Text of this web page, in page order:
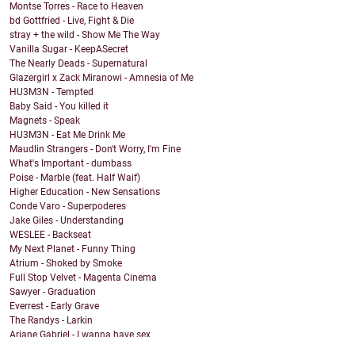
Montse Torres - Race to Heaven
bd Gottfried - Live, Fight & Die
stray + the wild - Show Me The Way
Vanilla Sugar - KeepASecret
The Nearly Deads - Supernatural
Glazergirl x Zack Miranowi - Amnesia of Me
HU3M3N - Tempted
Baby Said - You killed it
Magnets - Speak
HU3M3N - Eat Me Drink Me
Maudlin Strangers - Don't Worry, I'm Fine
What's Important - dumbass
Poise - Marble (feat. Half Waif)
Higher Education - New Sensations
Conde Varo - Superpoderes
Jake Giles - Understanding
WESLEE - Backseat
My Next Planet - Funny Thing
Atrium - Shoked by Smoke
Full Stop Velvet - Magenta Cinema
Sawyer - Graduation
Everrest - Early Grave
The Randys - Larkin
Ariane Gabriel - I wanna have sex